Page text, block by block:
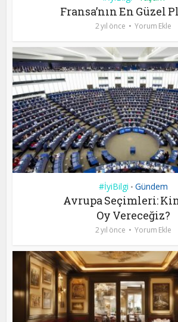
Fransa’nın En Güzel
2 yıl önce Yorum Ekle
#İyiBilgi • Gündem
Avrupa Seçimleri:
Oy Vereceğiz?
2 yıl önce Yorum Ekle